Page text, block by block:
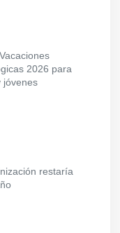
2026 para
jóvenes
restaría